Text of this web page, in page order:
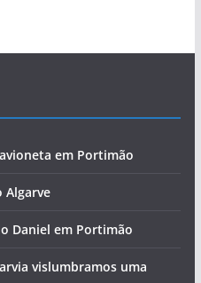
em Portimão
Algarve
Daniel em Portimão
vislumbramos uma